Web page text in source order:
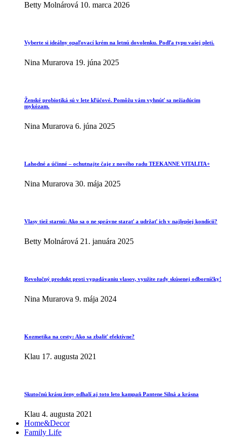
Betty Molnárová 10. marca 2026
Vyberte si ideálny opaľovací krém na letnú dovolenku. Podľa typu vašej pleti.
Nina Murarova 19. júna 2025
Ženské probiotiká sú v lete kľúčové. Pomôžu vám vyhnúť sa nežiadúcim
mykózam.
Nina Murarova 6. júna 2025
Lahodné a účinné – ochutnajte čaje z nového radu TEEKANNE VITALITA+
Nina Murarova 30. mája 2025
Vlasy tiež starnú: Ako sa o ne správne starať a udržať ich v najlepšej kondícii?
Betty Molnárová 21. januára 2025
Revolučný produkt proti vypadávaniu vlasov, využite rady skúsenej odborníčky!
Nina Murarova 9. mája 2024
Kozmetika na cesty: Ako sa zbaliť efektívne?
Klau 17. augusta 2021
Skutočnú krásu ženy odhalí aj toto leto kampaň Pantene Silná a krásna
Klau 4. augusta 2021
Home&Decor
Family Life